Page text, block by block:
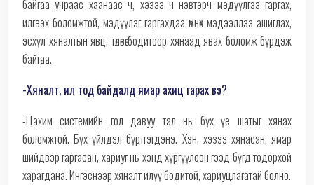
байгаа учраас хаанаас ч, хэзээ ч нэвтэрч мэдүүлгээ гаргах,
илгээх боломжтой, мэдүүлэг гаргахдаа өмнөх мэдээллээ ашиглах,
эсхүл хяналтын явц, төлөвөө бодитоор хянаад явах боломж бүрдэж
байгаа.
-Хяналт, ил тод байдалд ямар ахиц гарах вэ?
-Цахим системийн гол давуу тал нь бүх үе шатыг хянах
боломжтой. Бүх үйлдэл бүртгэгдэнэ. Хэн, хэзээ хянасан, ямар
шийдвэр гаргасан, хариуг нь хэнд хүргүүлсэн гээд бүгд тодорхой
харагдана. Ингэснээр хяналт илүү бодитой, хариуцлагатай болно.